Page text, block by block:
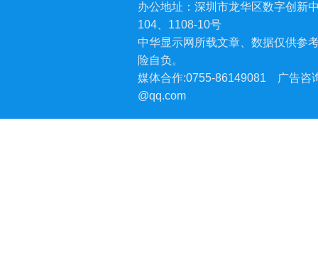
办公地址：深圳市龙华区数字创新
104、1108-10号
中华显示网所载文章、数据仅供参
险自负。
媒体合作:0755-86149081
广告咨
@qq.com